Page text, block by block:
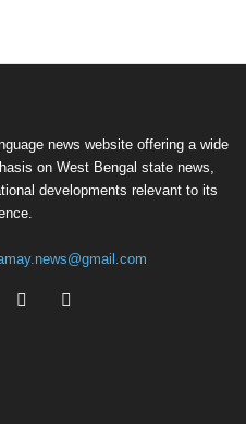
news website offering a wide
on West Bengal state news,
developments relevant to its